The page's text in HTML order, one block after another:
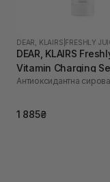
DEAR, KLAIRS FRESHLY
DEAR, KLAIRS
Vitamin Charging
мл
Антиоксидантна
1 885₴